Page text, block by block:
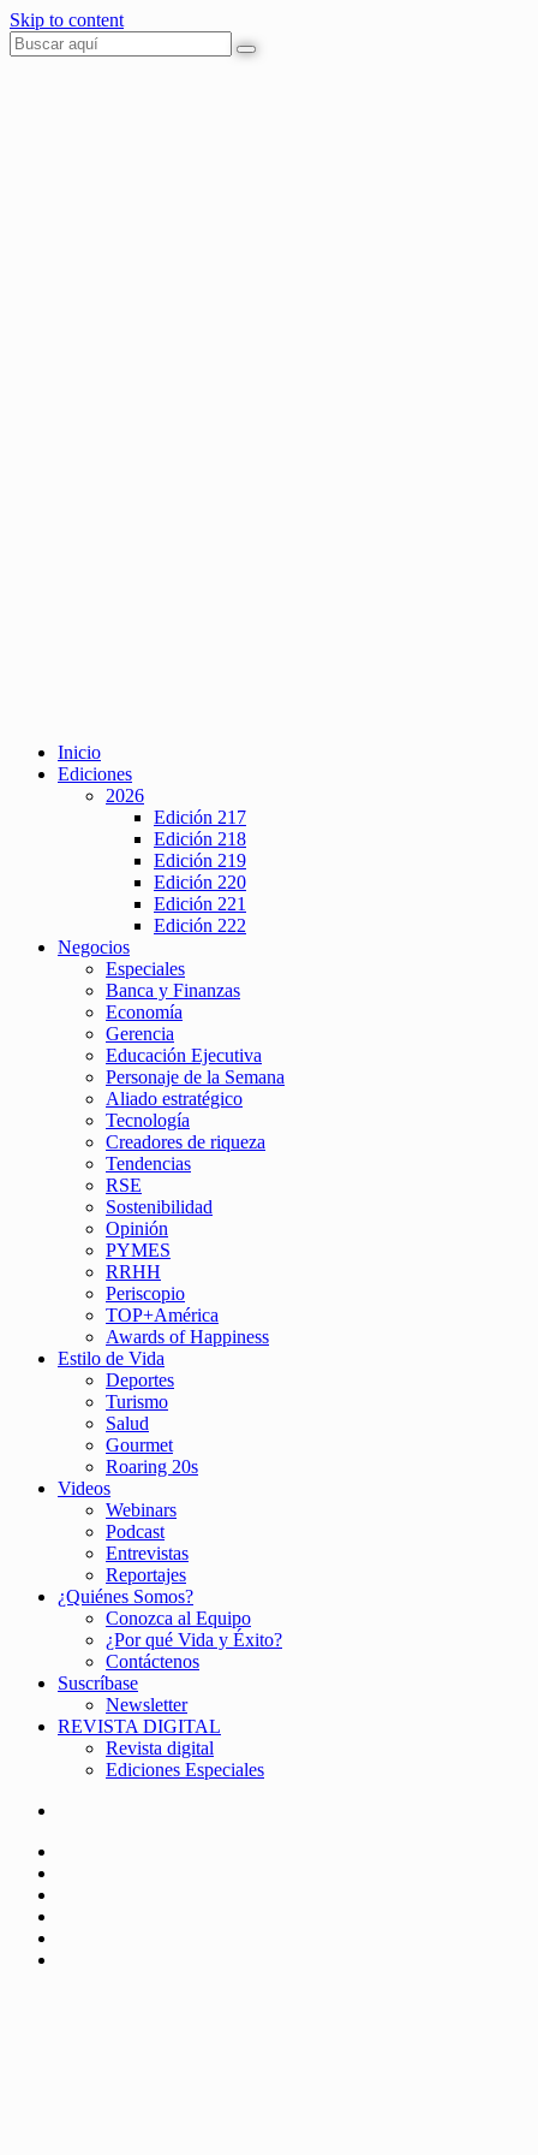
Skip to content
Inicio
Ediciones
2026
Edición 217
Edición 218
Edición 219
Edición 220
Edición 221
Edición 222
Negocios
Especiales
Banca y Finanzas
Economía
Gerencia
Educación Ejecutiva
Personaje de la Semana
Aliado estratégico
Tecnología
Creadores de riqueza
Tendencias
RSE
Sostenibilidad
Opinión
PYMES
RRHH
Periscopio
TOP+América
Awards of Happiness
Estilo de Vida
Deportes
Turismo
Salud
Gourmet
Roaring 20s
Videos
Webinars
Podcast
Entrevistas
Reportajes
¿Quiénes Somos?
Conozca al Equipo
¿Por qué Vida y Éxito?
Contáctenos
Suscríbase
Newsletter
REVISTA DIGITAL
Revista digital
Ediciones Especiales